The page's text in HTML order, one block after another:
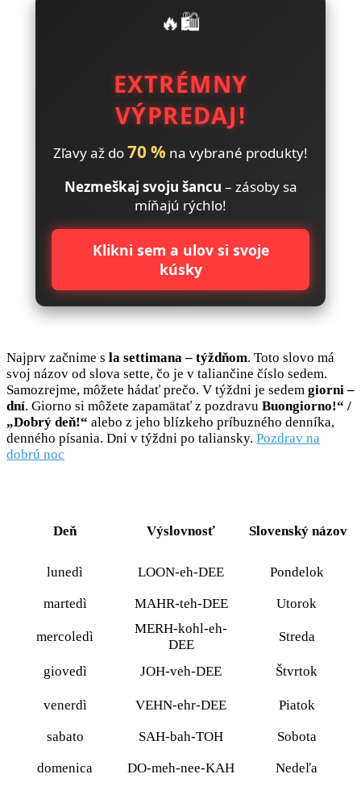
🔥🛍️
EXTRÉMNY
VÝPREDAJ!
Zľavy až do70 % na vybrané produkty!
Nezmeškaj svoju šancu – zásoby sa
míňajú rýchlo!
Klikni sem a ulov si svoje
kúsky
Najprv začnime s la settimana – týždňom. Toto slovo má
svoj názov od slova sette, čo je v taliančine číslo sedem.
Samozrejme, môžete hádať prečo. V týždni je sedem giorni –
dní. Giorno si môžete zapamätať z pozdravu Buongiorno!“ /
„Dobrý deň!“ alebo z jeho blízkeho príbuzného denníka,
denného písania. Dni v týždni po taliansky. Pozdrav na
dobrú noc
Deň Výslovnosť Slovenský názov
lunedì LOON-eh-DEE Pondelok
martedì MAHR-teh-DEE Utorok
mercoledì
MERH-kohl-eh-
DEE
Streda
giovedì JOH-veh-DEE Štvrtok
venerdì VEHN-ehr-DEE Piatok
sabato SAH-bah-TOH Sobota
domenica DO-meh-nee-KAH Nedeľa